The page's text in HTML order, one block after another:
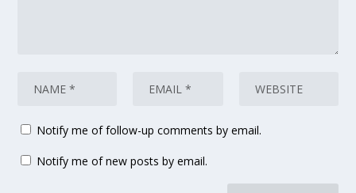
Notify me of follow-up comments by email.
Notify me of new posts by email.